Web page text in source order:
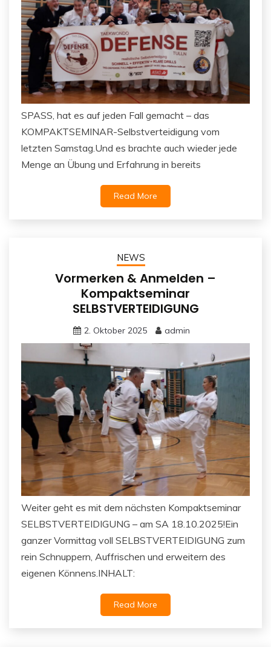
SPASS, hat es auf jeden Fall gemacht – das
KOMPAKTSEMINAR-Selbstverteidigung vom
letzten Samstag.Und es brachte auch wieder jede
Menge an Übung und Erfahrung in bereits
Read More
NEWS
Vormerken & Anmelden –
Kompaktseminar
SELBSTVERTEIDIGUNG
2. Oktober 2025 admin
Weiter geht es mit dem nächsten Kompaktseminar
SELBSTVERTEIDIGUNG – am SA 18.10.2025!Ein
ganzer Vormittag voll SELBSTVERTEIDIGUNG zum
rein Schnuppern, Auffrischen und erweitern des
eigenen Könnens.INHALT:
Read More